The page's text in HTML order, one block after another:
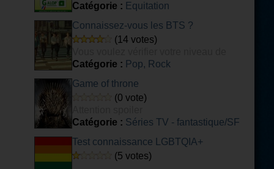
Catégorie : Equitation
Connaissez-vous les BTS ?
(14 votes)
connaissance du groupe de K-POP BTS ?
Catégorie : Pop, Rock
Game of throne
(0 vote)
Catégorie : Séries TV - fantastique/SF
Test connaissance LGBTQIA+
(5 votes)